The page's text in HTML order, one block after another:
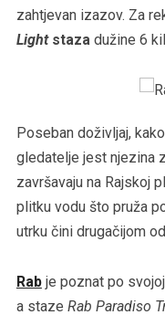
zahtjevan izazov. Za
Lightstaza dužine 6
Poseban doživljaj,
gledatelje jest njezina
završavaju na Rajskoj
plitku vodu što pruža
utrku čini drugačijom
Rabje poznat po
a staze Rab Paradiso